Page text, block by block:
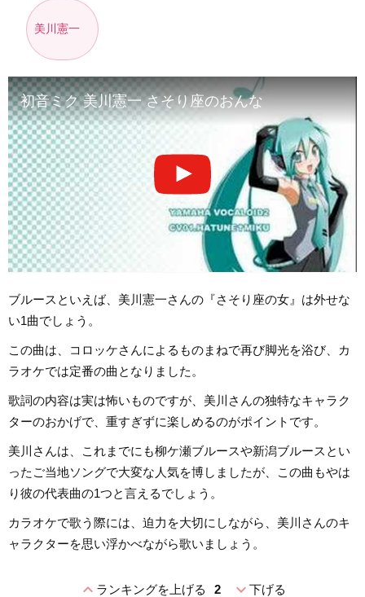
美川憲一
初音ミク 美川憲一 さそり座のおんな
ブルースといえば、美川憲一さんの『さそり座の女』は外せな
い1曲でしょう。
この曲は、コロッケさんによるものまねで再び脚光を浴び、カ
ラオケでは定番の曲となりました。
歌詞の内容は実は怖いものですが、美川さんの独特なキャラク
ターのおかげで、重すぎずに楽しめるのがポイントです。
美川さんは、これまでにも柳ケ瀬ブルースや新潟ブルースとい
ったご当地ソングで大変な人気を博しましたが、この曲もやは
り彼の代表曲の1つと言えるでしょう。
カラオケで歌う際には、迫力を大切にしながら、美川さんのキ
ャラクターを思い浮かべながら歌いましょう。
expand_lessランキングを上げる 2 expand_more下げる